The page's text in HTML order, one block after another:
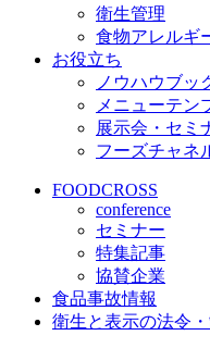
衛生管理
食物アレルギ
お役立ち
ノウハウブッ
メニューテン
展示会・セミ
フーズチャネ
FOODCROSS
conference
セミナー
特集記事
協賛企業
食品事故情報
衛生と表示の法令